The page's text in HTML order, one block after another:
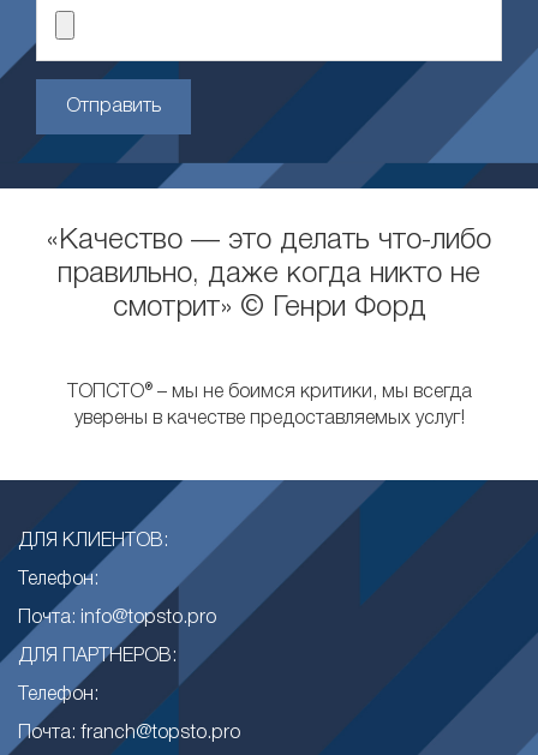
Отправить
«Качество — это делать что-либо
правильно, даже когда никто не
смотрит» © Генри Форд
ТОПСТО® – мы не боимся критики, мы всегда
уверены в качестве предоставляемых услуг!
ДЛЯ КЛИЕНТОВ:
Телефон:
Почта: info@topsto.pro
ДЛЯ ПАРТНЕРОВ:
Телефон:
Почта: franch@topsto.pro